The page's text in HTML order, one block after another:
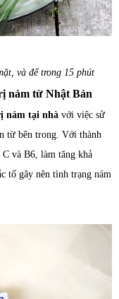
và để trong 15 phút
nám từ Nhật Bản
nám tại nhà với việc sử
từ bên trong. Với thành
và B6, làm tăng khả
tố gây nên tình trạng nám